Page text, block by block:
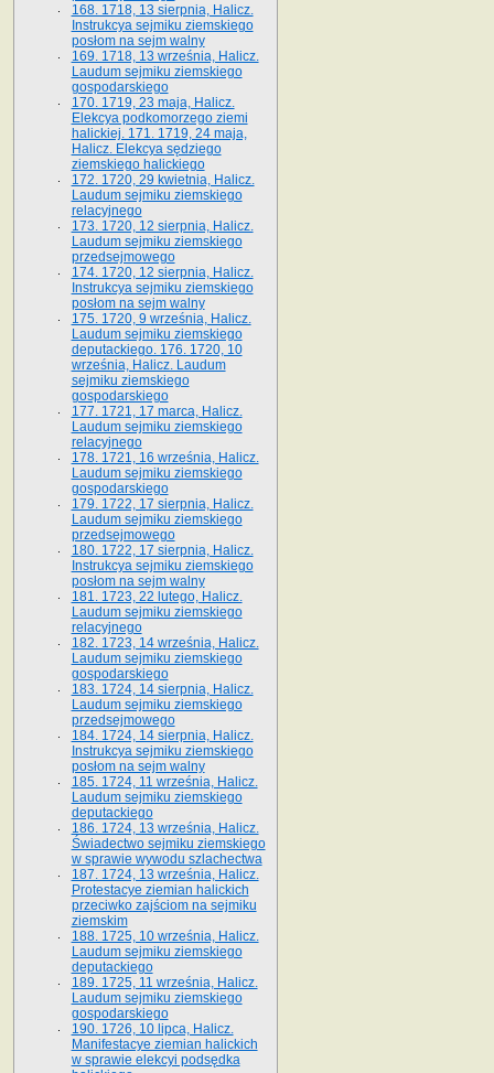
168. 1718, 13 sierpnia, Halicz.
Instrukcya sejmiku ziemskiego
posłom na sejm walny
169. 1718, 13 września, Halicz.
Laudum sejmiku ziemskiego
gospodarskiego
170. 1719, 23 maja, Halicz.
Elekcya podkomorzego ziemi
halickiej. 171. 1719, 24 maja,
Halicz. Elekcya sędziego
ziemskiego halickiego
172. 1720, 29 kwietnia, Halicz.
Laudum sejmiku ziemskiego
relacyjnego
173. 1720, 12 sierpnia, Halicz.
Laudum sejmiku ziemskiego
przedsejmowego
174. 1720, 12 sierpnia, Halicz.
Instrukcya sejmiku ziemskiego
posłom na sejm walny
175. 1720, 9 września, Halicz.
Laudum sejmiku ziemskiego
deputackiego. 176. 1720, 10
września, Halicz. Laudum
sejmiku ziemskiego
gospodarskiego
177. 1721, 17 marca, Halicz.
Laudum sejmiku ziemskiego
relacyjnego
178. 1721, 16 września, Halicz.
Laudum sejmiku ziemskiego
gospodarskiego
179. 1722, 17 sierpnia, Halicz.
Laudum sejmiku ziemskiego
przedsejmowego
180. 1722, 17 sierpnia, Halicz.
Instrukcya sejmiku ziemskiego
posłom na sejm walny
181. 1723, 22 lutego, Halicz.
Laudum sejmiku ziemskiego
relacyjnego
182. 1723, 14 września, Halicz.
Laudum sejmiku ziemskiego
gospodarskiego
183. 1724, 14 sierpnia, Halicz.
Laudum sejmiku ziemskiego
przedsejmowego
184. 1724, 14 sierpnia, Halicz.
Instrukcya sejmiku ziemskiego
posłom na sejm walny
185. 1724, 11 września, Halicz.
Laudum sejmiku ziemskiego
deputackiego
186. 1724, 13 września, Halicz.
Świadectwo sejmiku ziemskiego
w sprawie wywodu szlachectwa
187. 1724, 13 września, Halicz.
Protestacye ziemian halickich
przeciwko zajściom na sejmiku
ziemskim
188. 1725, 10 września, Halicz.
Laudum sejmiku ziemskiego
deputackiego
189. 1725, 11 września, Halicz.
Laudum sejmiku ziemskiego
gospodarskiego
190. 1726, 10 lipca, Halicz.
Manifestacye ziemian halickich
w sprawie elekcyi podsędka